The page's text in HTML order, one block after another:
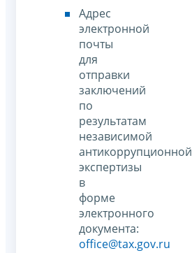
Адрес
электронной
почты
для
отправки
заключений
по
результатам
независимой
антикоррупционной
экспертизы
в
форме
электронного
документа:
office@tax.gov.ru